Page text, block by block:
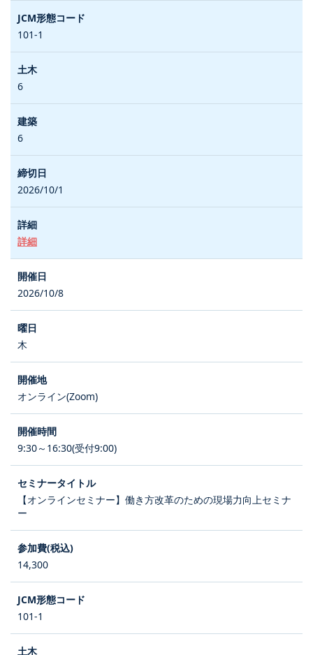
101-1
6
6
2026/10/1
詳細
2026/10/8
木
オンライン(Zoom)
9:30～16:30(受付9:00)
【オンラインセミナー】働き方改革のための現場力向上セミナ
ー
14,300
101-1